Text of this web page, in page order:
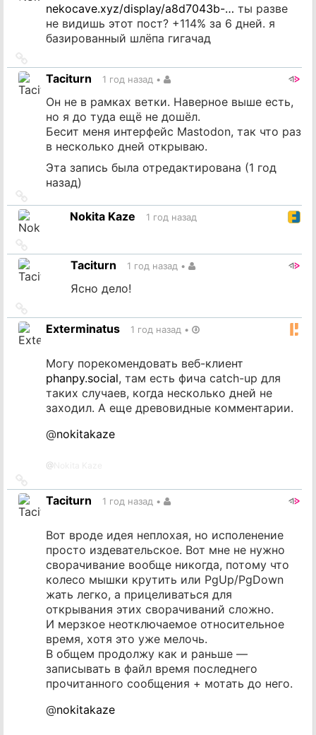
nekocave.xyz/display/a8d7043b-… ты разве
не видишь этот пост? +114% за 6 дней. я
базированный шлёпа гигачад
на
источник
Taciturn 1 год назад •
Он не в рамках ветки. Наверное выше есть,
но я до туда ещё не дошёл.
Бесит меня интерфейс Mastodon, так что раз
в несколько дней открываю.
Эта запись была отредактирована (1 год
назад)
на
источникNokita Kaze 1 год назад
на
источник Taciturn 1 год назад •
Ясно дело!
на
источник
Exterminatus 1 год назад •
Могу порекомендовать веб-клиент
phanpy.social, там есть фича catch-up для
таких случаев, когда несколько дней не
заходил. А еще древовидные комментарии.
@nokitakaze
@
на
источник
Taciturn 1 год назад •
Вот вроде идея неплохая, но исполенение
просто издевательское. Вот мне не нужно
сворачивание вообще никогда, потому что
колесо мышки крутить или PgUp/PgDown
жать легко, а прицеливаться для
открывания этих сворачиваний сложно.
И мерзкое неотключаемое относительное
время, хотя это уже мелочь.
В общем продолжу как и раньше —
записывать в файл время последнего
прочитанного сообщения + мотать до него.
@nokitakaze